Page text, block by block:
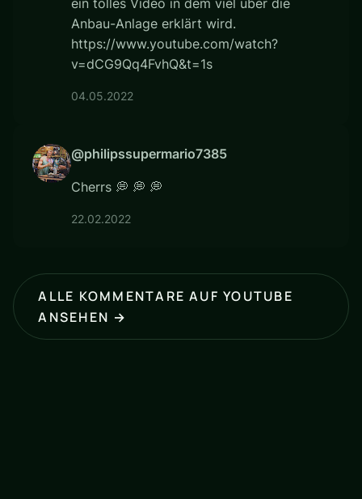
ein tolles Video in dem viel über die
Anbau-Anlage erklärt wird.
https://www.youtube.com/watch?
v=dCG9Qq4FvhQ&t=1s
04.05.2022
@philipssupermario7385
Cherrs 💭 💭 💭
22.02.2022
ALLE KOMMENTARE AUF YOUTUBE
ANSEHEN →